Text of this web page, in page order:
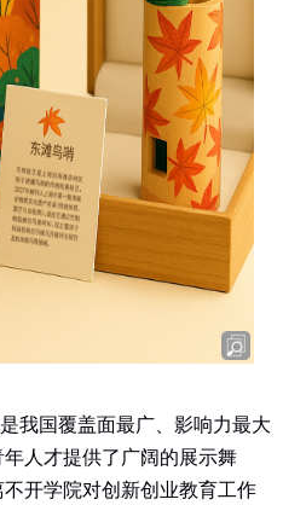
我国覆盖面最广、影响力最大
人才提供了广阔的展示舞
开学院对创新创业教育工作